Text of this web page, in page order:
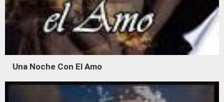
Una Noche Con El Amo